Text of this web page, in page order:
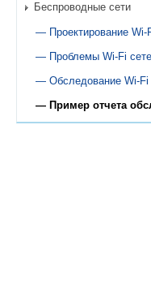
Беспроводные сети
— Проектирование Wi-
— Проблемы Wi-Fi
— Обследование Wi-Fi
— Пример отчета